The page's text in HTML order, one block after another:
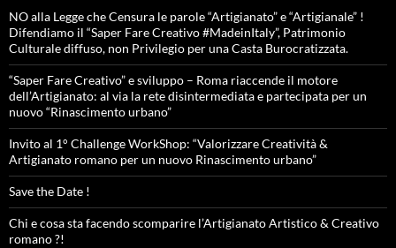
NO alla Legge che Censura le parole “Artigianato” e “Artigianale” !
Difendiamo il “Saper Fare Creativo #MadeinItaly”, Patrimonio
Culturale diffuso, non Privilegio per una Casta Burocratizzata.
“Saper Fare Creativo” e sviluppo – Roma riaccende il motore
dell’Artigianato: al via la rete disintermediata e partecipata per un
nuovo “Rinascimento urbano”
Invito al 1° Challenge WorkShop: “Valorizzare Creatività &
Artigianato romano per un nuovo Rinascimento urbano”
Save the Date !
Chi e cosa sta facendo scomparire l’Artigianato Artistico & Creativo
romano ?!